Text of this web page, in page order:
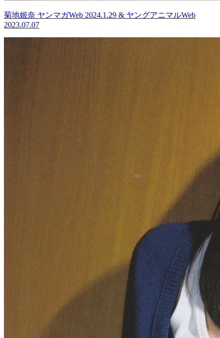
菊地姬奈 ヤンマガWeb 2024.1.29 & ヤングアニマルWeb
2023.07.07